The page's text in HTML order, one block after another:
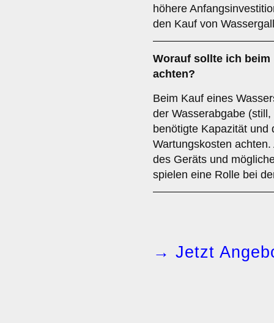
höhere
den Kauf von
Worauf sollte ich beim
achten?
Beim Kauf eines
der Wasserabgabe
benötigte Kapazität und
Wartungskosten
des Geräts und
spielen eine Rolle bei
→ Jetzt